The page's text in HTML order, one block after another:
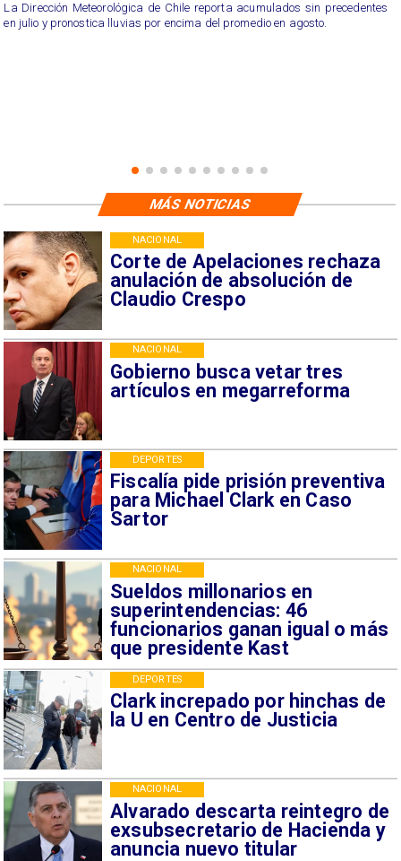
La Dirección Meteorológica de Chile reporta acumulados sin precedentes
en julio y pronostica lluvias por encima del promedio en agosto.
Corte de Apelaciones rechaza
anulación de absolución de
Claudio Crespo
NACIONAL
Gobierno busca vetar tres
artículos en megarreforma
NACIONAL
Fiscalía pide prisión preventiva
para Michael Clark en Caso
Sartor
DEPORTES
Sueldos millonarios en
superintendencias: 46
funcionarios ganan igual o más
que presidente Kast
NACIONAL
Clark increpado por hinchas de
la U en Centro de Justicia
DEPORTES
Alvarado descarta reintegro de
exsubsecretario de Hacienda y
anuncia nuevo titular
NACIONAL
MÁS NOTICIAS